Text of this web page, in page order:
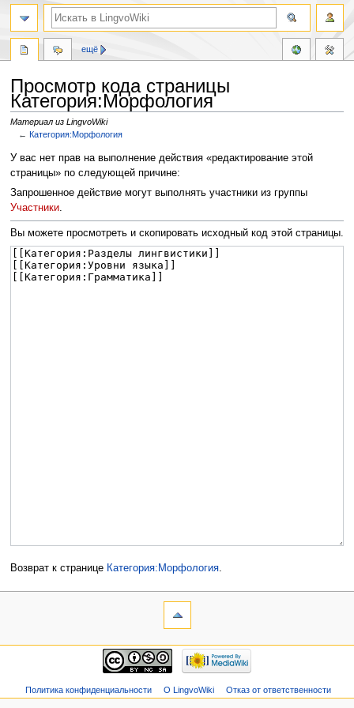
Просмотр кода страницы
Категория:Морфология
Материал из LingvoWiki
←Категория:Морфология
Перейти
к
навигации
Перейти
к
поиску
У вас нет прав на выполнение действия «редактирование этой
страницы» по следующей причине:
Запрошенное действие могут выполнять участники из группы
Участники.
Вы можете просмотреть и скопировать исходный код этой страницы.
Возврат к странице Категория:Морфология.
ещё
Политика конфиденциальности О LingvoWiki Отказ от ответственности